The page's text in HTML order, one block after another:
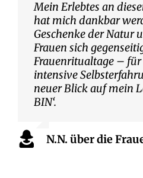
Mein Erlebtes an
hat mich dankbar
Geschenke der Natur
Frauen sich
Frauenritualtage –
intensive
neuer Blick auf mein
BIN‘.
N.N. über die